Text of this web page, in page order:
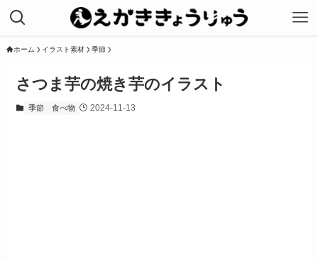
ホーム イラスト素材 季節
さつま芋の焼き芋のイラスト
季節 食べ物 2024-11-13